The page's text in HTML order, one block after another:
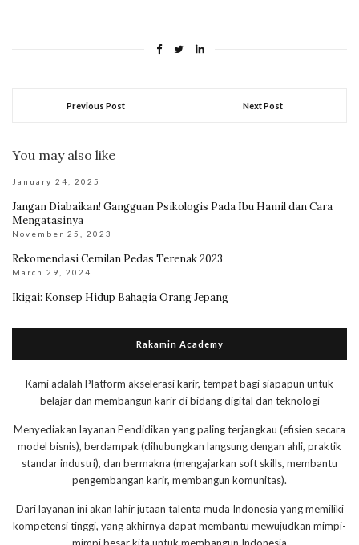
Previous Post Next Post
You may also like
January 24, 2025
Jangan Diabaikan! Gangguan Psikologis Pada Ibu Hamil dan Cara
Mengatasinya
November 25, 2023
Rekomendasi Cemilan Pedas Terenak 2023
March 29, 2024
Ikigai: Konsep Hidup Bahagia Orang Jepang
Rakamin Academy
Kami adalah Platform akselerasi karir, tempat bagi siapapun untuk
belajar dan membangun karir di bidang digital dan teknologi
Menyediakan layanan Pendidikan yang paling terjangkau (efisien secara
model bisnis), berdampak (dihubungkan langsung dengan ahli, praktik
standar industri), dan bermakna (mengajarkan soft skills, membantu
pengembangan karir, membangun komunitas).
Dari layanan ini akan lahir jutaan talenta muda Indonesia yang memiliki
kompetensi tinggi, yang akhirnya dapat membantu mewujudkan mimpi-